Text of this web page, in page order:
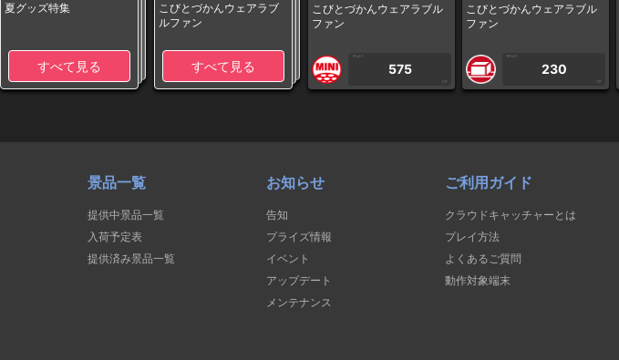
夏グッズ特集
すべて見る
こびとづかんウェアラブ
ルファン
すべて見る
こびとづかんウェアラブル
ファン
1PLAY
575
CP
こびとづかんウェアラブル
ファン
1PLAY
230
CP
景品一覧
提供中景品一覧
入荷予定表
提供済み景品一覧
お知らせ
告知
プライズ情報
イベント
アップデート
メンテナンス
ご利用ガイド
クラウドキャッチャーとは
プレイ方法
よくあるご質問
動作対象端末